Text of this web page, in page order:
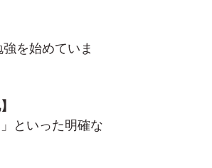
を始めていま
といった明確な